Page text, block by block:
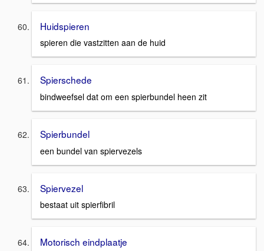
Huidspieren
spieren die vastzitten aan de huid
Spierschede
bindweefsel dat om een spierbundel heen zit
Spierbundel
een bundel van spiervezels
Spiervezel
bestaat uit spierfibril
Motorisch eindplaatje